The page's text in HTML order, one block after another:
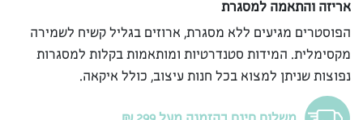
אריזה והתאמה למסגרת
הפוסטרים מגיעים ללא מסגרת, ארוזים בגליל קשיח לשמירה
מקסימלית. המידות סטנדרטיות ומותאמות בקלות למסגרות
נפוצות שניתן למצוא בכל חנות עיצוב, כולל איקאה.